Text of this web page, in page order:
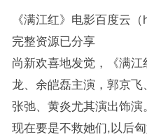
《满江红》电影百度云
完整资源已分享
尚新欢喜地发觉，《满
龙、余皑磊主演，郭京飞
张弛、黄炎尤其演出饰演
现在要是不救她们,以后